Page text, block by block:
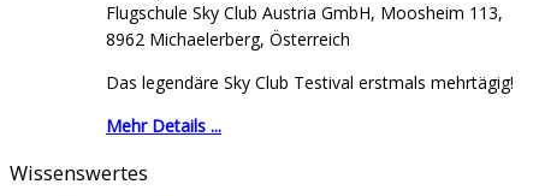
Flugschule Sky Club Austria GmbH, Moosheim 113,
8962 Michaelerberg, Österreich
Das legendäre Sky Club Testival erstmals mehrtägig!
Mehr Details ...
Wissenswertes